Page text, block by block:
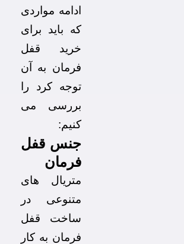
ادامه مواردی
که باید برای
خرید قفل
فرمان به آن
توجه کرد را
بررسی می
کنیم:
جنس قفل
فرمان
متریال های
متنوعی در
ساخت قفل
فرمان به کار